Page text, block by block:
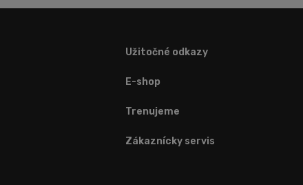
Užitočné odkazy
E-shop
Trenujeme
Zákaznícky servis